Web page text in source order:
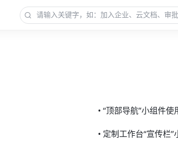
• “顶部导航”小组件使
• 定制工作台“宣传栏